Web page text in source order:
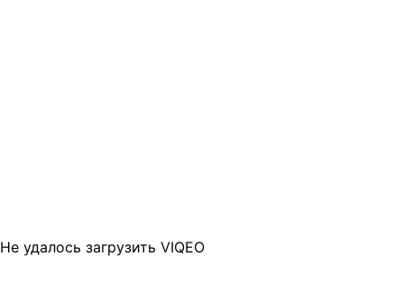
Не удалось загрузить VIQEO